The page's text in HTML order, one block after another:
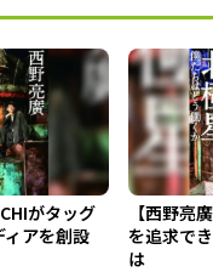
がタッグ
ィアを創設
【西野亮
を追求で
は